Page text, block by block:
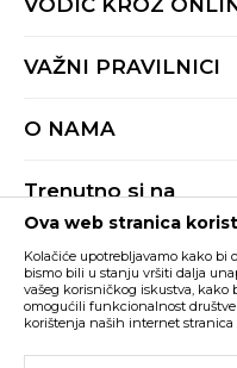
Radno vrijeme 9-16h
VODIČ KROZ
Načini isporuke
Reklamacije
VAŽNI PRAVILNICI
Pravila Sport&Bonus
O NAMA
BUZZ Shopovi
Postani dio BUZZ tima
Trenutno si na
Buzz Crna Gora
Nastojimo da budemo što
cijena, ali ne možemo
grešaka. Svi artikli prikazani na
su dostupni u svakom trenutku.
Ova web stranica
Kolačiće upotrebljavamo kako bi
bismo bili u stanju vršiti dalja
vašeg korisničkog iskustva, kako
omogućili funkcionalnost
korištenja naših internet